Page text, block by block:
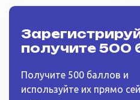
получите 500
Получите 500 баллов и
используйте их прямо